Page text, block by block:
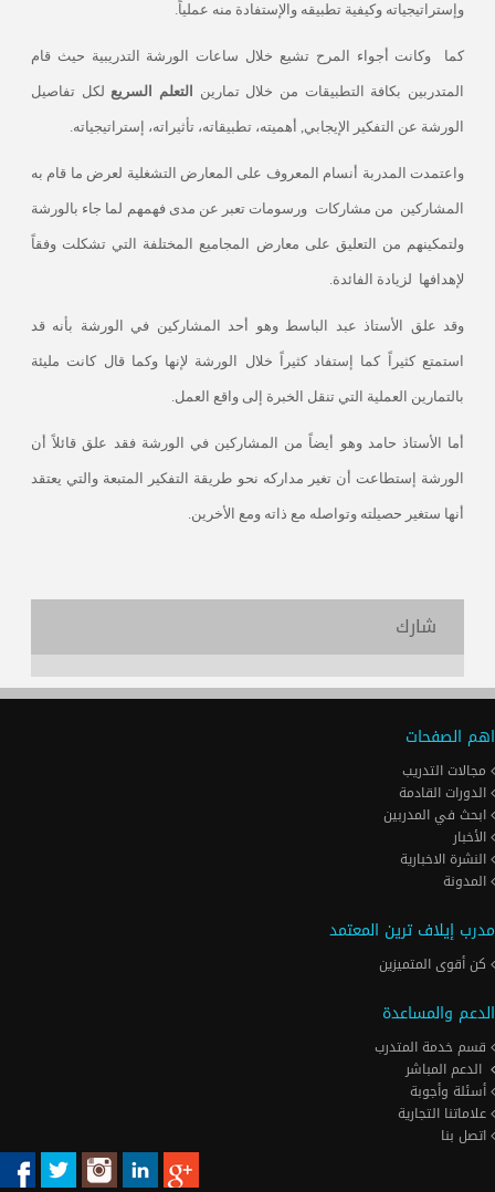
وإستراتيجياته وكيفية تطبيقه والإستفادة منه عملياً.
كما وكانت أجواء المرح تشيع خلال ساعات الورشة التدريبية حيث قام
المتدربين بكافة التطبيقات من خلال تمارين التعلم السريعلكل تفاصيل
الورشة عن التفكير الإيجابي, أهميته، تطبيقاته، تأثيراته، إستراتيجياته.
واعتمدت المدربة أنسام المعروف على المعارض التشغلية لعرض ما قام به
المشاركين من مشاركات ورسومات تعبر عن مدى فهمهم لما جاء بالورشة
ولتمكينهم من التعليق على معارض المجاميع المختلفة التي تشكلت وفقاً
لإهدافها لزيادة الفائدة.
وقد علق الأستاذ عبد الباسط وهو أحد المشاركين في الورشة بأنه قد
استمتع كثيراً كما إستفاد كثيراً خلال الورشة لإنها وكما قال كانت مليئة
بالتمارين العملية التي تنقل الخبرة إلى واقع العمل.
أما الأستاذ حامد وهو أيضاً من المشاركين في الورشة فقد علق قائلاً أن
الورشة إستطاعت أن تغير مداركه نحو طريقة التفكير المتبعة والتي يعتقد
أنها ستغير حصيلته وتواصله مع ذاته ومع الأخرين.
شارك
اهم الصفحات
مجالات التدريب
الدورات القادمة
ابحث في المدربين
الأخبار
النشرة الاخبارية
المدونة
مدرب إيلاف ترين المعتمد
كن أقوى المتميزين
الدعم والمساعدة
قسم خدمة المتدرب
الدعم المباشر
أسئلة وأجوبة
علاماتنا التجارية
اتصل بنا